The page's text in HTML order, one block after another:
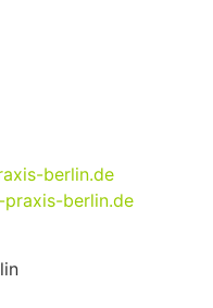
berlin.de
berlin.de